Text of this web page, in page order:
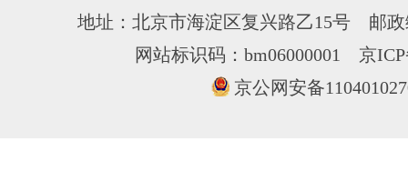
地址：北京市海淀区复兴路乙15号 邮
网站标识码：bm06000001 京
京公网安备